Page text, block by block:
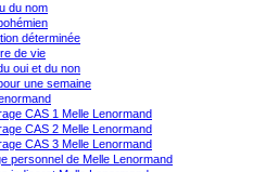
du nom
déterminée
de vie
oui et du non
une semaine
CAS 1 Melle Lenormand
CAS 2 Melle Lenormand
CAS 3 Melle Lenormand
personnel de Melle Lenormand